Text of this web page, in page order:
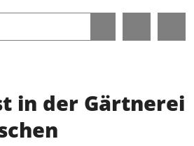
in der Gärtnerei